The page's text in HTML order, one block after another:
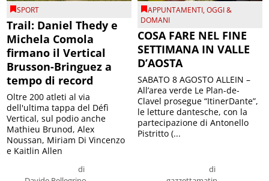
SPORT
Trail: Daniel Thedy e
Michela Comola
firmano il Vertical
Brusson-Bringuez a
tempo di record
di
Oltre 200 atleti al via
dell'ultima tappa del Défì
Vertical, sul podio anche
Mathieu Brunod, Alex
Noussan, Miriam Di Vincenzo
e Kaitlin Allen
APPUNTAMENTI,OGGI &
DOMANI
COSA FARE NEL FINE
SETTIMANA IN VALLE
D’AOSTA
di
SABATO 8 AGOSTO ALLEIN –
All’area verde Le Plan-de-
Clavel prosegue “ItinerDante”,
le letture dantesche, con la
partecipazione di Antonello
Pistritto (...